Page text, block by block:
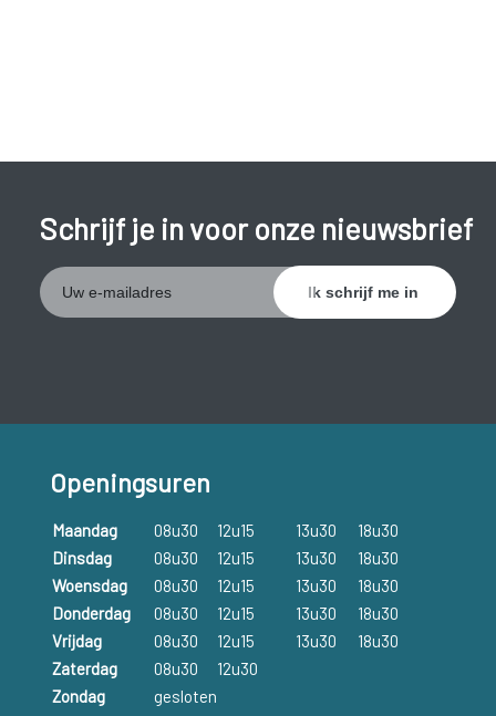
Schrijf je in voor onze nieuwsbrief
Openingsuren
Maandag 08u30 12u15 13u30
18u30
Dinsdag
08u30 12u15 13u30
18u30
Woensdag
08u30 12u15 13u30
18u30
Donderdag
08u30 12u15 13u30
18u30
Vrijdag
08u30 12u15 13u30
18u30
Zaterdag
08u30
12u30
Zondag
gesloten